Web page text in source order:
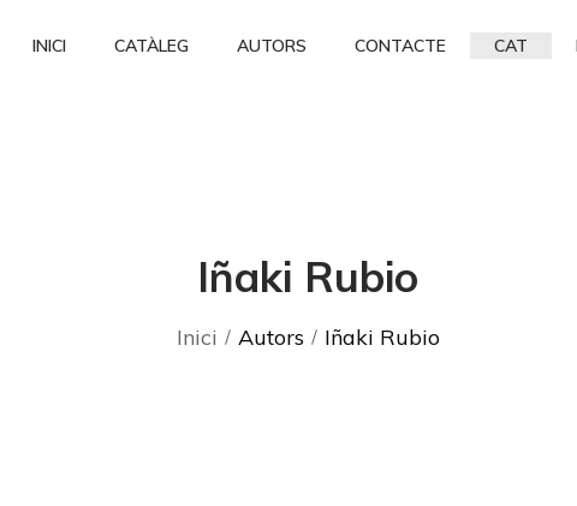
INICI CATÀLEG AUTORS CONTACTE CAT
Iñaki Rubio
Inici Autors Iñaki Rubio